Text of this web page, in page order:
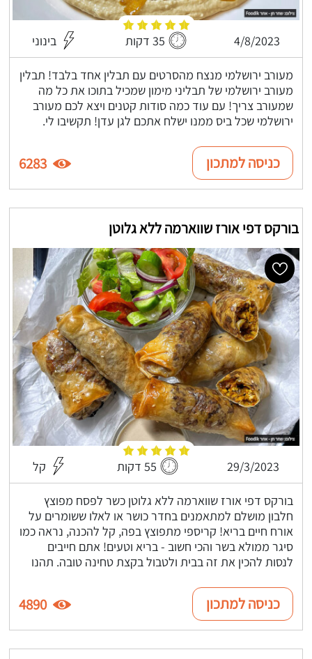
4/8/2023 35 דקות בינוני
מעורב ירושלמי מנצח מהסרטים עם תבלין אחד בלבד! תבלין
מעורב ירושלמי של תבליני מימון שמכיל בתוכו את כל מה
שמעורב צריך! עם עוד כמה סודות קטנים ויצא לכם מעורב
ירושלמי שכל ביס ממנו ישלח אתכם לגן עדן! תקשיבו לי.
כניסה למתכון 6283
בורקס דפי אורז שווארמה ללא גלוטן
29/3/2023 55 דקות קל
בורקס דפי אורז שווארמה ללא גלוטן כשר לפסח מפוצץ
חלבון מושלם למתאמנים בחדר כושר או לאלו ששומרים על
אורח חיים בריא! קריספי מתפוצץ בפה, קל להכנה, נראה כמו
סיגר ממולא בשר והכי חשוב - בריא וטעים! אתם חייבים
לנסות להכין את זה בבית ולטבול בקצת טחינה טובה. תהנו
כניסה למתכון 4890